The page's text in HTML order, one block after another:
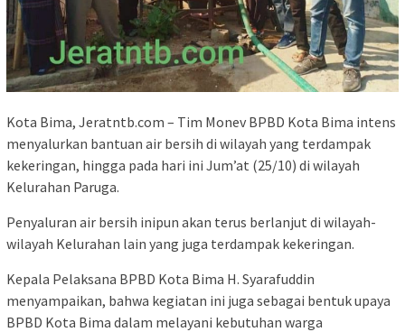
Kota Bima, Jeratntb.com – Tim Monev BPBD Kota Bima intens
menyalurkan bantuan air bersih di wilayah yang terdampak
kekeringan, hingga pada hari ini Jum’at (25/10) di wilayah
Kelurahan Paruga.
Penyaluran air bersih inipun akan terus berlanjut di wilayah-
wilayah Kelurahan lain yang juga terdampak kekeringan.
Kepala Pelaksana BPBD Kota Bima H. Syarafuddin
menyampaikan, bahwa kegiatan ini juga sebagai bentuk upaya
BPBD Kota Bima dalam melayani kebutuhan warga